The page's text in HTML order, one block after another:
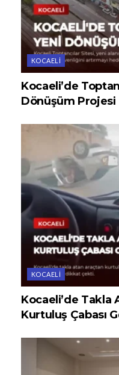
KOCAELI
Kocaeli’de
Dönüşüm Projesi
KOCAELI
Kocaeli’de Takla
Kurtuluş Çabası